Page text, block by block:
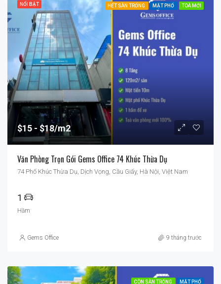
NỔI BẬT HẾT SÀN TRỐNG MẶT PHỐ TOÀ MỚI
$15 $18/m2
Văn Phòng Trọn Gói Gems Office 74 Khúc Thừa Dụ
74 Phố Khúc Thừa Dụ, Dịch Vọng, Cầu Giấy, Hà Nội, Việt Nam
1
Hầm
Gems Office 9 tháng trước
CÒN SÀN TRỐNG MẶT PHỐ